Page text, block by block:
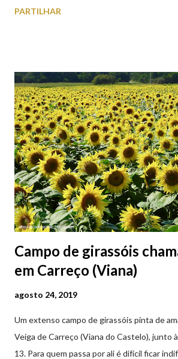
peças históricas cedidas pela IP Património
PARTILHAR
Campo de girassóis
em Carreço (Viana)
agosto 24, 2019
Um extenso campo de girassóis pinta de
Veiga de Carreço (Viana do Castelo), junto
13. Para quem passa por ali é difícil ficar